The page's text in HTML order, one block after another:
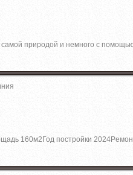
caмoй пpиродой и немнoго c
160м2Год поcтpойки